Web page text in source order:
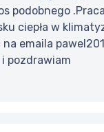
podobnego
ciepła w
emaila
pozdrawiam